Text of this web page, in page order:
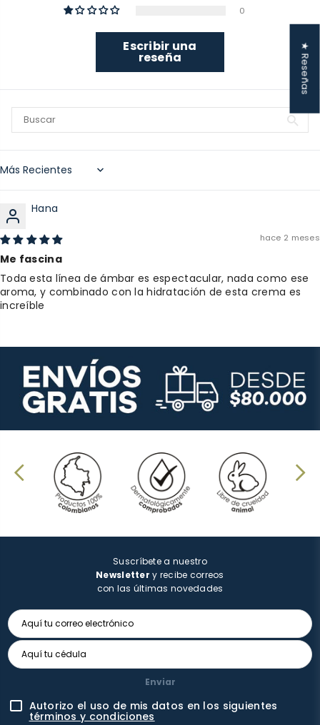
0
Escribir una
reseña
Sort by
Hana
hace 2 meses
Me fascina
Toda esta línea de ámbar es espectacular, nada como ese
aroma, y combinado con la hidratación de esta crema es
increíble
Suscríbete a nuestro
Newsletter y recibe correos
con las últimas novedades
Enviar
Autorizo el uso de mis datos en los siguientes
términos y condiciones
★ Reseñas